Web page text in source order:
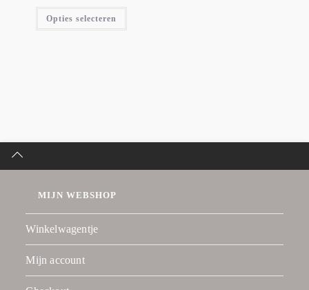
Opties selecteren
MIJN WEBSHOP
Winkelwagentje
Mijn account